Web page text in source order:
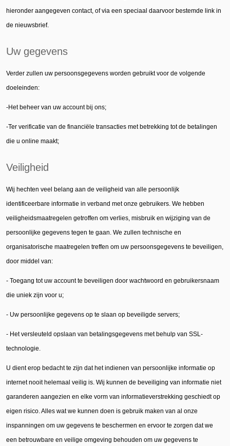
hieronder aangegeven contact, of via een speciaal daarvoor bestemde link in
de nieuwsbrief.
Uw gegevens
Verder zullen uw persoonsgegevens worden gebruikt voor de volgende
doeleinden:
-Het beheer van uw account bij ons;
-Ter verificatie van de financiële transacties met betrekking tot de betalingen
die u online maakt;
Veiligheid
Wij hechten veel belang aan de veiligheid van alle persoonlijk
identificeerbare informatie in verband met onze gebruikers. We hebben
veiligheidsmaatregelen getroffen om verlies, misbruik en wijziging van de
persoonlijke gegevens tegen te gaan. We zullen technische en
organisatorische maatregelen treffen om uw persoonsgegevens te beveiligen,
door middel van:
- Toegang tot uw account te beveiligen door wachtwoord en gebruikersnaam
die uniek zijn voor u;
- Uw persoonlijke gegevens op te slaan op beveiligde servers;
- Het versleuteld opslaan van betalingsgegevens met behulp van SSL-
technologie.
U dient erop bedacht te zijn dat het indienen van persoonlijke informatie op
internet nooit helemaal veilig is. Wij kunnen de beveiliging van informatie niet
garanderen aangezien en elke vorm van informatieverstrekking geschiedt op
eigen risico. Alles wat we kunnen doen is gebruik maken van al onze
inspanningen om uw gegevens te beschermen en ervoor te zorgen dat we
een betrouwbare en veilige omgeving behouden om uw gegevens te